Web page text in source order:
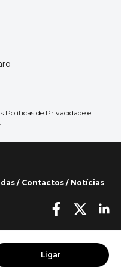
Políticas de Privacidade e
Ligar
/ Contactos / Notícias